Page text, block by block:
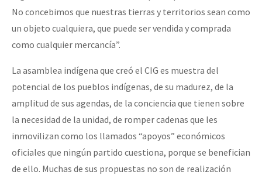
No concebimos que nuestras tierras y territorios sean como
un objeto cualquiera, que puede ser vendida y comprada
como cualquier mercancía”.
La asamblea indígena que creó el CIG es muestra del
potencial de los pueblos indígenas, de su madurez, de la
amplitud de sus agendas, de la conciencia que tienen sobre
la necesidad de la unidad, de romper cadenas que les
inmovilizan como los llamados apoyos económicos
oficiales que ningún partido cuestiona, porque se benefician
de ello. Muchas de sus propuestas no son de realización